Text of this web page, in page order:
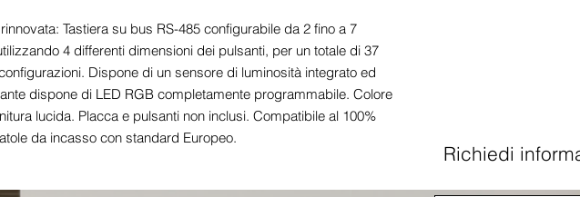
Tastiera su bus RS-485 configurabile da 2 fino a 7
4 differenti dimensioni dei pulsanti, per un totale di 37
Dispone di un sensore di luminosità integrato ed
dispone di LED RGB completamente programmabile. Colore
lucida. Placca e pulsanti non inclusi. Compatibile al 100%
da incasso con standard Europeo.
Richiedi